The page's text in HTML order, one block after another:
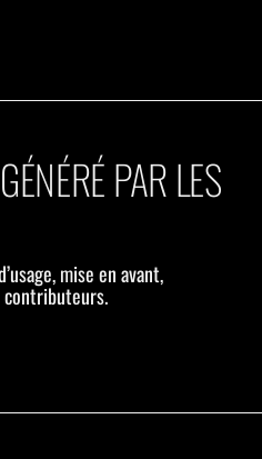
PAR LES
mise en avant,